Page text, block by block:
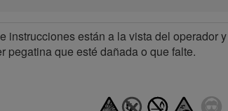
instrucciones están a la vista del operador
pegatina que esté dañada o que falte.